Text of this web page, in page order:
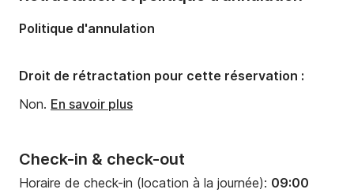
Tirant d'eau:1.15m
Puissance moteur:60cv
Check-in & check-out
Horaire de check-in (location à la journée): 09:00
Politique d'annulation
Droit de rétractation pour cette réservation :
Non. En savoir plus